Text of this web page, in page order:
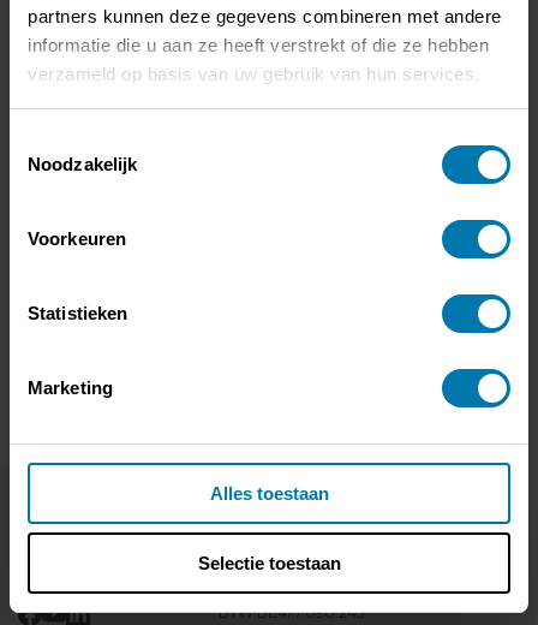
partners kunnen deze gegevens combineren met andere
informatie die u aan ze heeft verstrekt of die ze hebben
verzameld op basis van uw gebruik van hun services.
Noodzakelijk
Voorkeuren
Statistieken
Marketing
Alles toestaan
Selectie toestaan
Internationale verdelers
Aardbruggenstraat 81 | 3570 Alken
T. +32 11 48 53 10
M. info@besco.be
BTW BE477.090.243